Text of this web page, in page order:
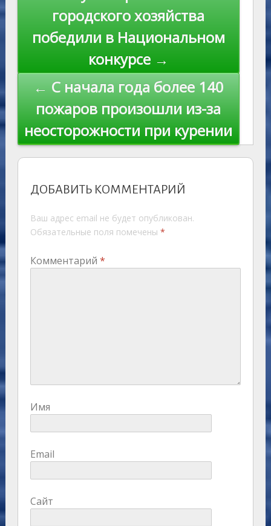
городского хозяйства
победили в Национальном
конкурсе →
← С начала года более 140
пожаров произошли из-за
неосторожности при курении
ДОБАВИТЬ КОММЕНТАРИЙ
Ваш адрес email не будет опубликован.
Обязательные поля помечены *
Комментарий *
Имя
Email
Сайт